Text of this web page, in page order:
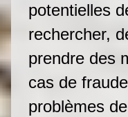
potentielles
rechercher,
prendre des
cas de
problèmes